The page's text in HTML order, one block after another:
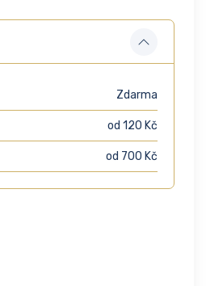
Zdarma
od 120 Kč
od 700 Kč